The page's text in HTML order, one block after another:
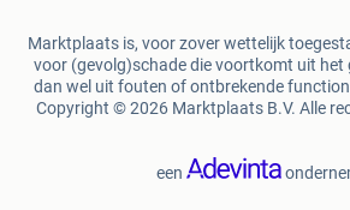
Marktplaats is, voor zover wettelijk
voor (gevolg)schade die voortkomt uit het
dan wel uit fouten of ontbrekende
Copyright © 2026 Marktplaats B.V. Alle
een